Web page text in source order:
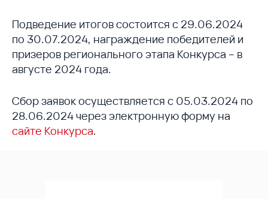
Подведение итогов состоится с 29.06.2024
по 30.07.2024, награждение победителей и
призеров регионального этапа Конкурса – в
августе 2024 года.
Сбор заявок осуществляется с 05.03.2024 по
28.06.2024 через электронную форму на
сайте Конкурса.